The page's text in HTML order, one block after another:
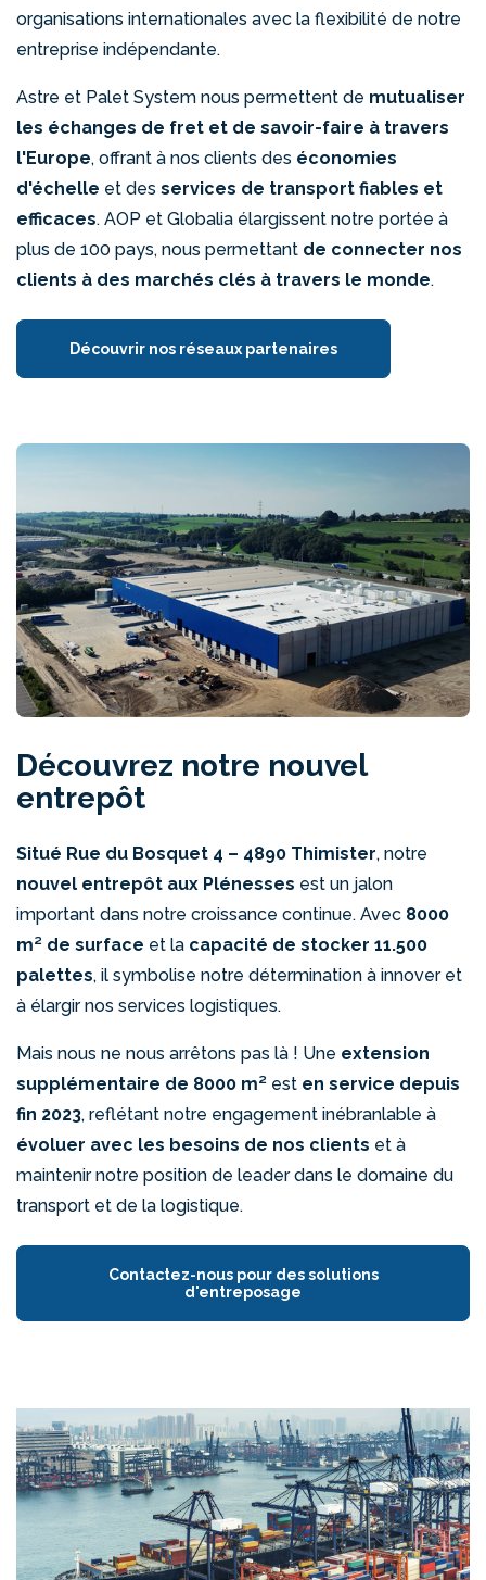
organisations internationales avec la flexibilité de notre
entreprise indépendante.
Astre et Palet System nous permettent de mutualiser
les échanges de fret et de savoir-faire à travers
l'Europe, offrant à nos clients des économies
d'échelle et des services de transport fiables et
efficaces. AOP et Globalia élargissent notre portée à
plus de 100 pays, nous permettant de connecter nos
clients à des marchés clés à travers le monde.
Découvrir nos réseaux partenaires
Découvrez notre nouvel
entrepôt
Situé Rue du Bosquet 4 – 4890 Thimister, notre
nouvel entrepôt aux Plénesses est un jalon
important dans notre croissance continue. Avec 8000
m² de surface et la capacité de stocker 11.500
palettes, il symbolise notre détermination à innover et
à élargir nos services logistiques.
Mais nous ne nous arrêtons pas là ! Une extension
supplémentaire de 8000 m² est en service depuis
fin 2023, reflétant notre engagement inébranlable à
évoluer avec les besoins de nos clients et à
maintenir notre position de leader dans le domaine du
transport et de la logistique.
Contactez-nous pour des solutions
d'entreposage